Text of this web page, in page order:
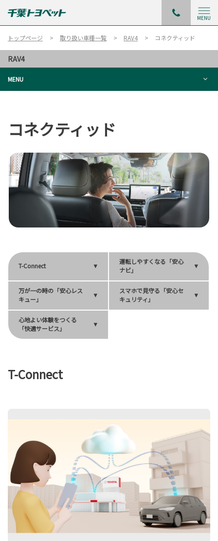
MENU
トップページ 取り扱い車種一覧 RAV4 コネクティッド
RAV4
MENU
コネクティッド
T-Connect
運転しやすくなる「安心
ナビ」
万が一の時の「安心レス
キュー」
スマホで見守る「安心セ
キュリティ」
心地よい体験をつくる
「快適サービス」
T-Connect